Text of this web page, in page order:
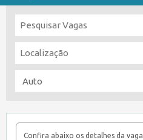
Confira abaixo os detalhes da vaga